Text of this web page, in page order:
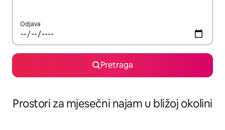
Odjava
Pretraga
Prostori za mjesečni najam u bližoj okolini